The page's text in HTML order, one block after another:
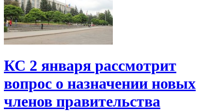
КС 2 января рассмотрит
вопрос о назначении новых
членов правительства